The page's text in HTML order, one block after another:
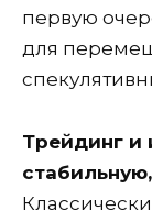
первую
для
Трейдинг и